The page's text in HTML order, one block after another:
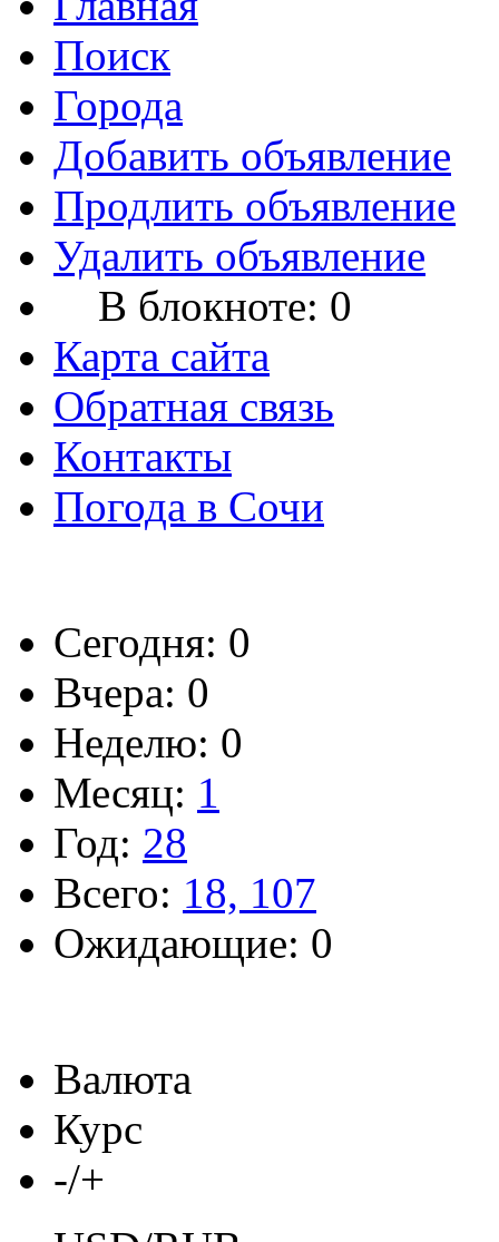
Поиск
Города
Добавить объявление
Продлить объявление
Удалить объявление
В блокноте: 0
Карта сайта
Обратная связь
Контакты
Погода в Сочи
Сегодня: 0
Вчера: 0
Неделю: 0
Месяц: 1
Год: 28
Всего: 18, 107
Ожидающие: 0
Валюта
Курс
-/+